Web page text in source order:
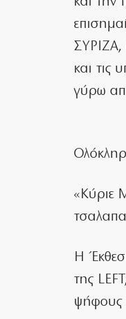
ΣΥΡΙΖΑ,
και τις
γύρω
«Κύριε
Η
της
ψήφους